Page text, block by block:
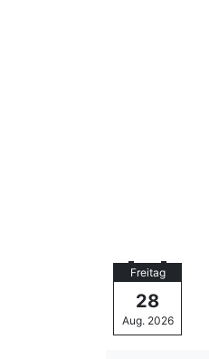
Freitag
28
Aug. 2026